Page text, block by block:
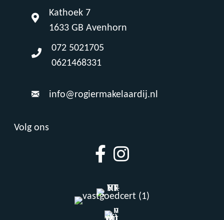
Kathoek 7
1633 GB Avenhorn
072 5021705
0621468331
info@rogiermakelaardij.nl
Volg ons
Facebook